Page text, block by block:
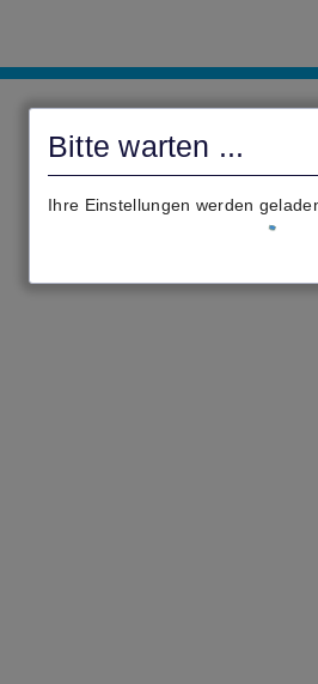
Bitte warten ...
Ihre Einstellungen werden
civento